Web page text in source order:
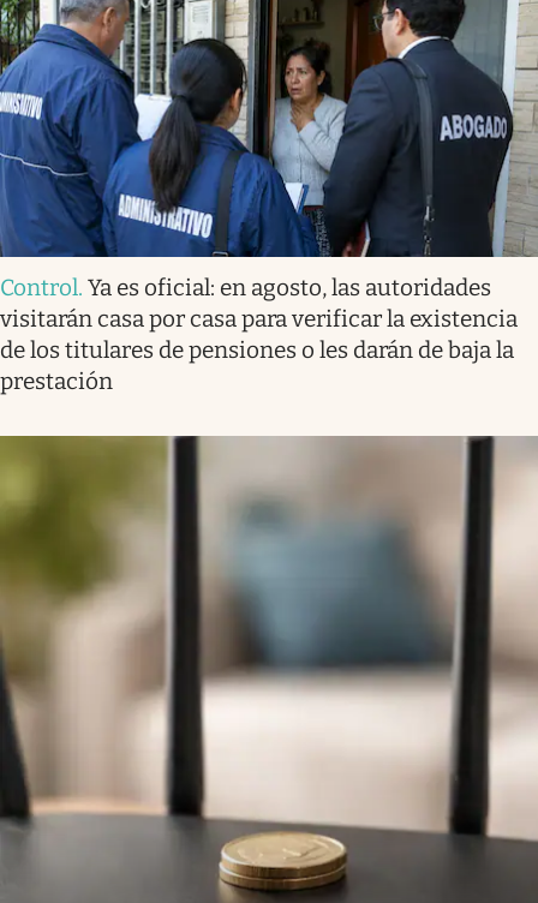
Control. Ya es oficial: en agosto, las autoridades
visitarán casa por casa para verificar la existencia
de los titulares de pensiones o les darán de baja la
prestación